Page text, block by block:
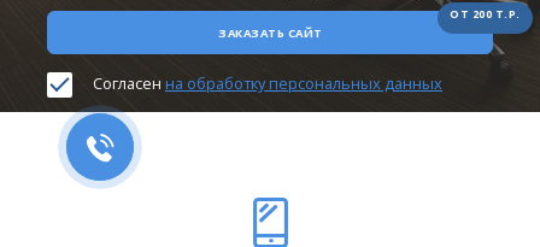
ЗАКАЗАТЬ САЙТ
ОТ 200 Т.Р.
Согласен на обработку персональных данных